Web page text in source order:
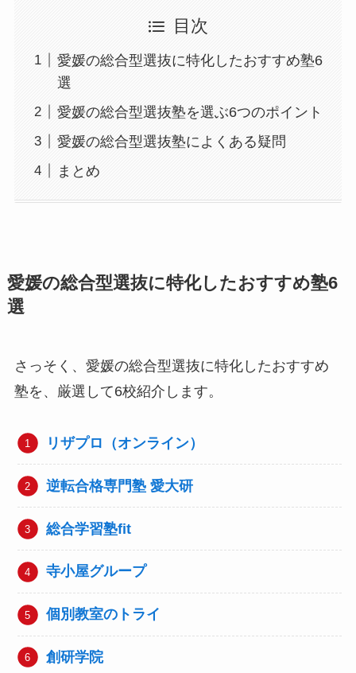
目次
愛媛の総合型選抜に特化したおすすめ塾6
選
愛媛の総合型選抜塾を選ぶ6つのポイント
愛媛の総合型選抜塾によくある疑問
まとめ
愛媛の総合型選抜に特化したおすすめ塾6
選
さっそく、愛媛の総合型選抜に特化したおすすめ
塾を、厳選して6校紹介します。
リザプロ（オンライン）
逆転合格専門塾 愛大研
総合学習塾fit
寺小屋グループ
個別教室のトライ
創研学院